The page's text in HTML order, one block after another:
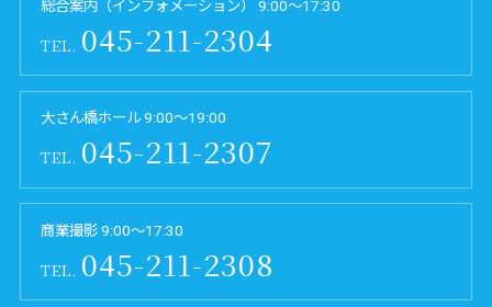
総合案内（インフォメーション） 9:00～17:30
TEL. 045-211-2304
大さん橋ホール 9:00～19:00
TEL. 045-211-2307
商業撮影 9:00～17:30
TEL. 045-211-2308